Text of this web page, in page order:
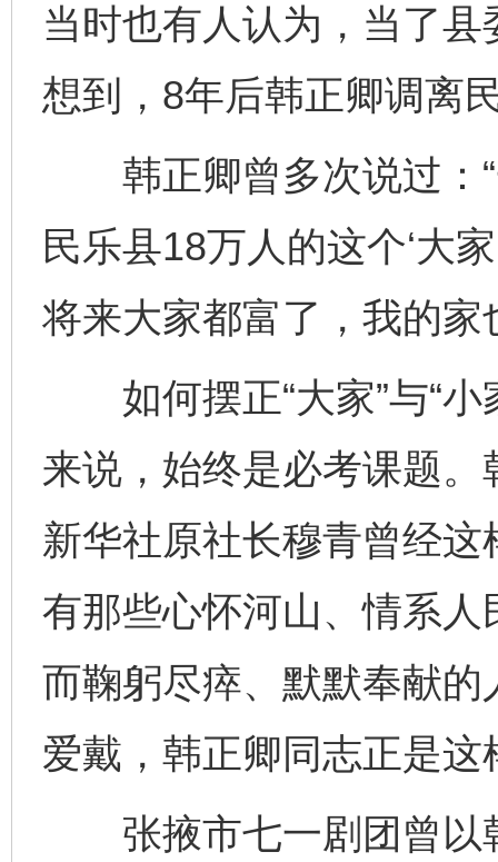
当时也有人认为，当了
想到，8年后韩正卿调离
韩正卿曾多次说过：“
民乐县18万人的这个‘大
将来大家都富了，我的家
如何摆正“大家”与“小
来说，始终是必考课题
新华社原社长穆青曾经
有那些心怀河山、情系
而鞠躬尽瘁、默默奉献
爱戴，韩正卿同志正是这
张掖市七一剧团曾以